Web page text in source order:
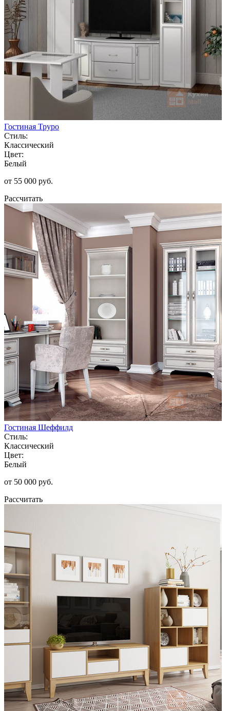
Гостиная Труро
Стиль:
Классический
Цвет:
Белый
от 55 000 руб.
Рассчитать
Гостиная Шеффилд
Стиль:
Классический
Цвет:
Белый
от 50 000 руб.
Рассчитать